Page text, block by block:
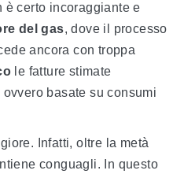
è certo incoraggiante e
del gas, dove il processo
ancora con troppa
le fatture stimate
basate su consumi
Infatti, oltre la metà
conguagli. In questo